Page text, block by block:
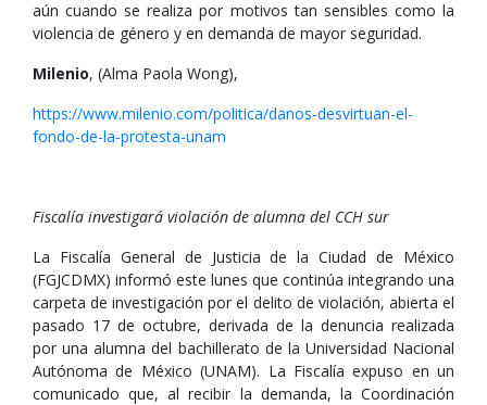
aún cuando se realiza por motivos tan sensibles como la
violencia de género y en demanda de mayor seguridad.
Milenio, (Alma Paola Wong),
https://www.milenio.com/politica/danos-desvirtuan-el-
fondo-de-la-protesta-unam
Fiscalía investigará violación de alumna del CCH sur
La Fiscalía General de Justicia de la Ciudad de México
(FGJCDMX) informó este lunes que continúa integrando una
carpeta de investigación por el delito de violación, abierta el
pasado 17 de octubre, derivada de la denuncia realizada
por una alumna del bachillerato de la Universidad Nacional
Autónoma de México (UNAM). La Fiscalía expuso en un
comunicado que, al recibir la demanda, la Coordinación